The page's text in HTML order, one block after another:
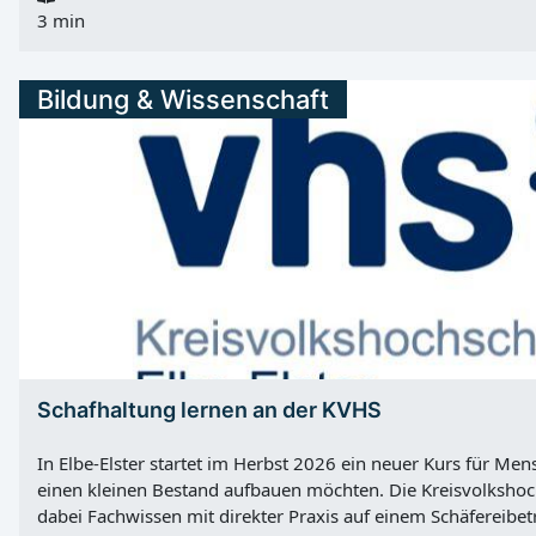
Vorsorgevollmacht in vielen Fällen ein gerichtliches
Beratung nur nach telefonischer Terminvereinbarung
ausschließlich nach vorheriger telefonischer
Betreuungsbehörde berät zu Vorsorgevollmachten,
Patientenverfügungen. Außerdem beglaubigt sie
und Betreuungsverfügungen. Zum Angebot gehören
Bevollmächtigten, ehrenamtlichen Betreuern und
geeigneter Hilfen zur Vermeidung einer rechtlichen
3 min
Bildung & Wissenschaft
Schafhaltung lernen an der KVHS
In Elbe-Elster startet im Herbst 2026 ein neuer Kurs für
einen kleinen Bestand aufbauen möchten. Die
dabei Fachwissen mit direkter Praxis auf einem